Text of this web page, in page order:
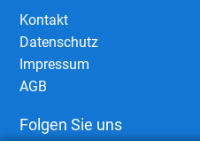
Kontakt
Datenschutz
Impressum
AGB
Folgen Sie uns